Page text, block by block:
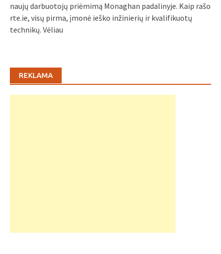
naujų darbuotojų priėmimą Monaghan padalinyje. Kaip rašo
rte.ie, visų pirma, įmonė ieško inžinierių ir kvalifikuotų
technikų. Vėliau
REKLAMA